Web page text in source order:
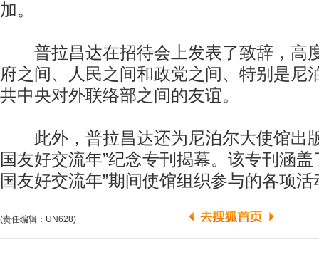
加。
普拉昌达在招待会上发表了致辞，高
府之间、人民之间和政党之间、特别是尼
共中央对外联络部之间的友谊。
此外，普拉昌达还为尼泊尔大使馆出版
国友好交流年”纪念专刊揭幕。该专刊涵盖
国友好交流年”期间使馆组织参与的各项活
(责任编辑：UN628)